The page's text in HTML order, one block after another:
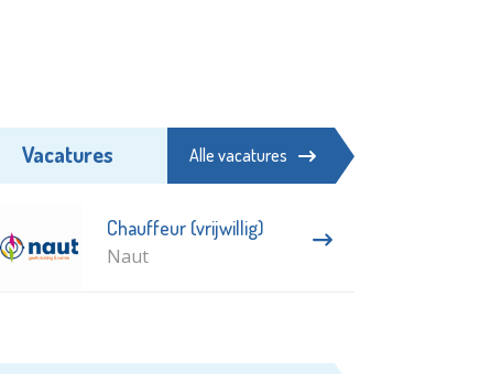
Vacatures Alle vacatures
Chauffeur (vrijwillig)
Naut